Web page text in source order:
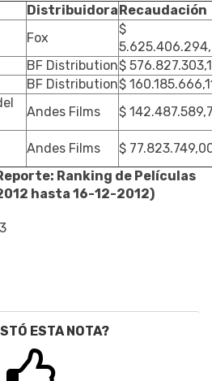
DistribuidoraRecaudación
Fox
$
BF Distribution$
BF Distribution$
Andes Films
$
Andes Films
$
Ranking de Películas
hasta 16-12-2012)
ESTA NOTA?